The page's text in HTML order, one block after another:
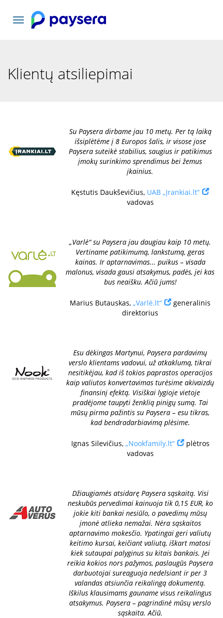
Toggle
navigation
Klientų atsiliepimai
Su Paysera dirbame jau 10 metų. Per tą laiką
išsiplėtėme į 8 Europos šalis, ir visose jose
Paysera suteikė stabilius, saugius ir patikimus
įmokų surinkimo sprendimus bei žemus
įkainius.
Kęstutis Daukševičius, UAB „Įrankiai.lt“
vadovas
„Varlė“ su Paysera jau daugiau kaip 10 metų.
Vertiname patikimumą, lankstumą, geras
kainas. Ir aptarnavimas... puikus – visada
malonus, visada gausi atsakymus, padės, jei kas
bus neaišku. Ačiū jums!
Marius Butauskas, „Varlė.lt“
generalinis
direktorius
Esu dėkingas Martynui, Paysera pardavimų
verslo klientams vadovui, už atkaklumą, tikrai
nesitikėjau, kad iš tokios paprastos operacijos
kaip valiutos konvertavimas turėsime akivaizdų
finansinį efektą. Visiškai lygioje vietoje
pradėjome taupyti ženklią pinigų sumą. Tai
mūsų pirma pažintis su Paysera – esu tikras,
kad bendradarbiavimą plėsime.
Ignas Silevičius, „Nookfamily.lt“
plėtros
vadovas
Džiaugiamės atsidarę Paysera sąskaitą. Visi
neskubūs pervedimai kainuoja tik 0,15 EUR, ko
jokie kiti bankai nesiūlo, o pavedimų mūsų
įmonė atlieka nemažai. Nėra sąskaitos
aptarnavimo mokesčio. Ypatingai geri valiutų
keitimo kursai, keičiant valiutą, iškart matosi
kiek sutaupai palyginus su kitais bankais. Jei
reikia kokios nors pažymos, paslaugūs Paysera
darbuotojai sureaguoja nedelsiant ir per 3
valandas atsiunčia reikalingą dokumentą.
Iškilus klausimams gauname visus reikalingus
atsakymus. Paysera – pagrindinė mūsų verslo
sąskaita. Ačiū.